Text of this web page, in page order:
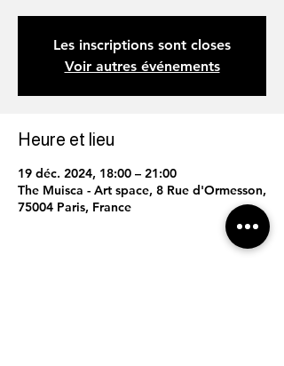
Les inscriptions sont closes
Voir autres événements
Heure et lieu
19 déc. 2024, 18:00 – 21:00
The Muisca - Art space, 8 Rue d'Ormesson,
75004 Paris, France